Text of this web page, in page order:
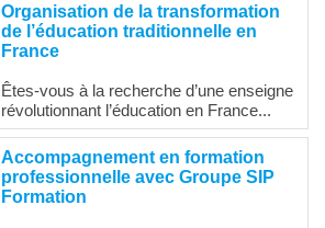
Organisation de la transformation
de l’éducation traditionnelle en
France
Êtes-vous à la recherche d’une enseigne
révolutionnant l’éducation en France...
Accompagnement en formation
professionnelle avec Groupe SIP
Formation